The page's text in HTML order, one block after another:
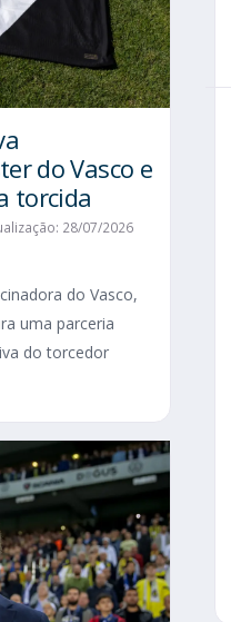
do Vasco e
torcida
28/07/2026
do Vasco,
uma parceria
do torcedor